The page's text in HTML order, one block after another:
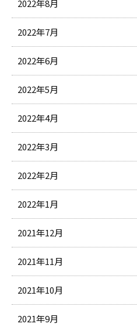
2022年8月
2022年7月
2022年6月
2022年5月
2022年4月
2022年3月
2022年2月
2022年1月
2021年12月
2021年11月
2021年10月
2021年9月